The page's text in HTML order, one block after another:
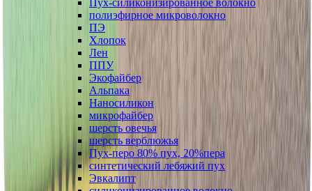
Пух-силиконизированное волокно
полиэфирное микроволокно
ПЭ
Хлопок
Лен
ППУ
Экофайбер
Альпака
Наносиликон
микрофайбер
шерсть овечья
шерсть верблюжья
Пух-перо 80% пух, 20%пера
синтетический лебяжий пух
Эвкалипт